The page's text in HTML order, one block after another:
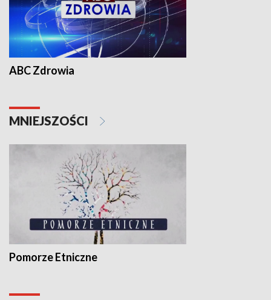
ABC Zdrowia
MNIEJSZOŚCI
Pomorze Etniczne